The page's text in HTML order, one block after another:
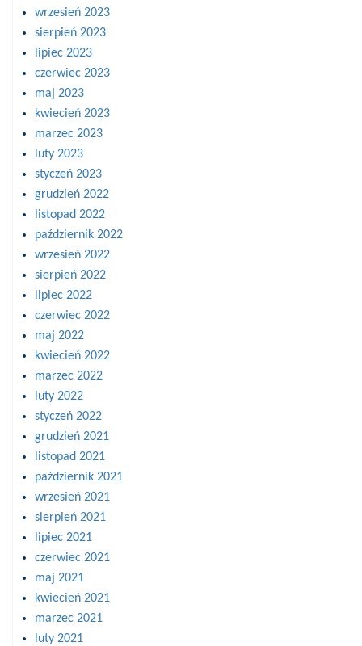
wrzesień 2023
sierpień 2023
lipiec 2023
czerwiec 2023
maj 2023
kwiecień 2023
marzec 2023
luty 2023
styczeń 2023
grudzień 2022
listopad 2022
październik 2022
wrzesień 2022
sierpień 2022
lipiec 2022
czerwiec 2022
maj 2022
kwiecień 2022
marzec 2022
luty 2022
styczeń 2022
grudzień 2021
listopad 2021
październik 2021
wrzesień 2021
sierpień 2021
lipiec 2021
czerwiec 2021
maj 2021
kwiecień 2021
marzec 2021
luty 2021